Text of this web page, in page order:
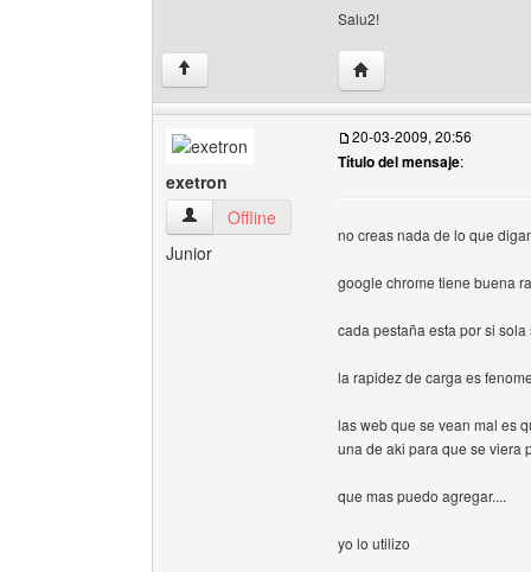
Salu2!
↑ Visitar sitio web del
exetron
exetron Ver perfil del usuario
Offline
Junior
20-03-2009, 20:56
Título del mensaje:
no creas nada de lo que
google chrome tiene buena
cada pestaña esta por si
la rapidez de carga es
las web que se vean mal es
una de aki para que se viera
que mas puedo agregar....
yo lo utilizo